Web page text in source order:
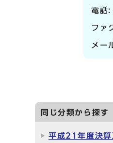
電話:
フ
メー
同じ分類から探す
平成21年度決算